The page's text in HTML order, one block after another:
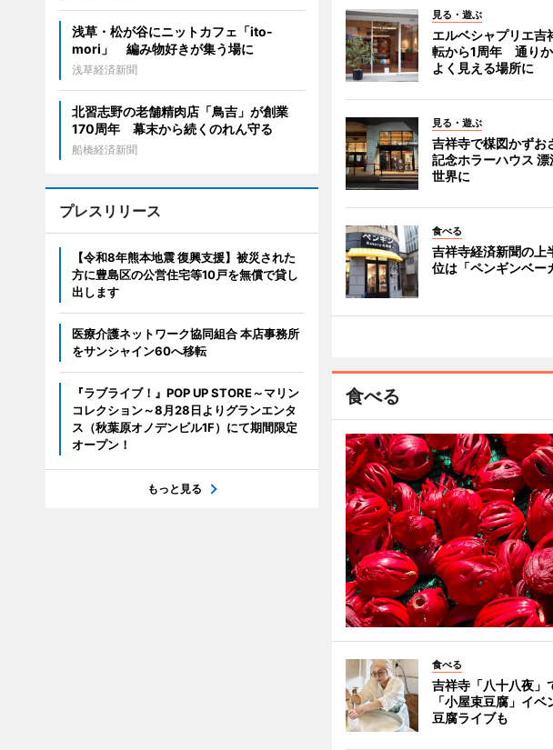
見る・遊ぶ
エルベシャプリエ吉
転から1周年 通り
よく見える場所に
見る・遊ぶ
吉祥寺で楳図かずお
記念ホラーハウス 漂
世界に
食べる
吉祥寺経済新聞の上
位は「ペンギンベー
食べる
食べる
吉祥寺「八十八夜」
「小屋束豆腐」イベ
豆腐ライブも
浅草・松が谷にニットカフェ「ito-
mori」 編み物好きが集う場に
浅草経済新聞
北習志野の老舗精肉店「鳥吉」が創業
170周年 幕末から続くのれん守る
船橋経済新聞
プレスリリース
【令和8年熊本地震 復興支援】被災された
方に豊島区の公営住宅等10戸を無償で貸し
出します
医療介護ネットワーク協同組合 本店事務所
をサンシャイン60へ移転
『ラブライブ！』POP UP STORE～マリン
コレクション～8月28日よりグランエンタ
ス（秋葉原オノデンビル1F）にて期間限定
オープン！
もっと見る